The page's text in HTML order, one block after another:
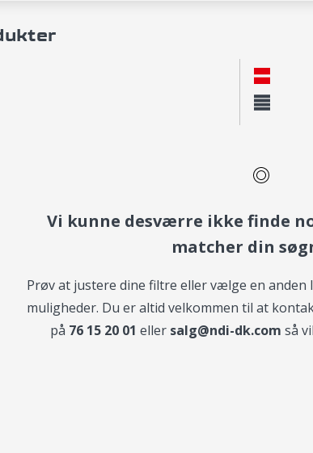
Layout
Vi kunne desværre ikke finde
matcher din
Prøv at justere dine filtre eller vælge en
muligheder. Du er altid velkommen til at
på 76 15 20 01 eller salg@ndi-dk.com så